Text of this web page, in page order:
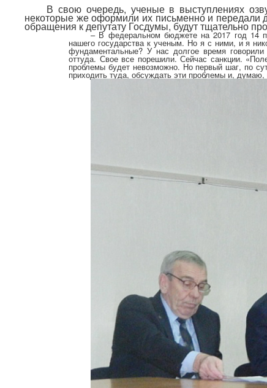
В свою очередь, ученые в выступлениях
некоторые же оформили их письменно и передали
обращения к депутату Госдумы, будут тщательно
– В федеральном бюджете на 2017 год 14
нашего государства к ученым. Но я с ними, и я
фундаментальные? У нас долгое время
оттуда. Свое все порешили. Сейчас санкции.
проблемы будет невозможно. Но первый шаг, по
приходить туда, обсуждать эти проблемы и,